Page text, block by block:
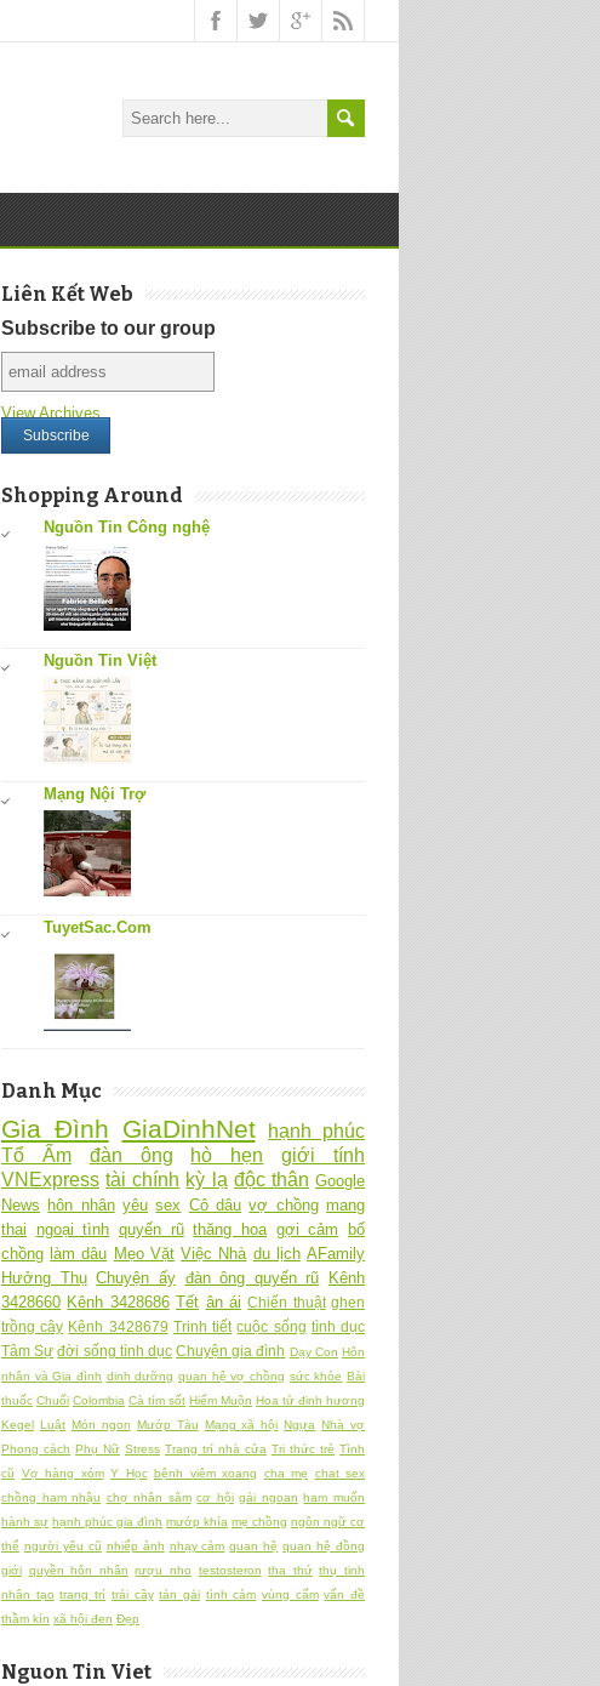
Liên Kết Web
Subscribe to our group
View Archives
Shopping Around
Nguồn Tin Công nghệ
Nguồn Tin Việt
Mạng Nội Trợ
TuyetSac.Com
Danh Mục
Gia Đình GiaDinhNet
hạnh phúc
Tổ Ấm
đàn ông hò hẹn
giới tính
VNExpress tài chính kỳ lạ độc thân Google
News hôn nhân yêu sex Cô dâu vợ chồng mang
thai ngoại tình quyến rũ thăng hoa gợi cảm
bố
chồng làm dâu Mẹo Vặt Việc Nhà du lịch AFamily
Hưởng Thụ Chuyện ấy đàn ông quyến rũ
Kênh
3428660 Kênh 3428686 Tết ân ái Chiến thuật ghen
trồng cây Kênh 3428679 Trinh tiết cuộc sống tình dục
Tâm Sự đời sống tình dục Chuyện gia đình Dạy Con Hôn
nhân và Gia đình dinh dưỡng quan hệ vợ chồng sức khỏe Bài
thuốc Chuối Colombia Cà tím sốt Hiếm Muộn Hoa tử đinh hương
Kegel Luật Món ngon Mướp Tàu Mạng xã hội Ngựa Nhà vợ
Phong cách Phụ Nữ Stress Trang trí nhà cửa Tri thức trẻ Tình
cũ
Vợ hàng xóm Y Học bệnh viêm xoang cha mẹ
chat sex
chồng ham nhậu chợ nhân sâm cơ hội gái ngoan ham muốn
hành sự hạnh phúc gia đình mướp khía mẹ chồng ngôn ngữ cơ
thể người yêu cũ nhiếp ảnh nhạy cảm quan hệ quan hệ đồng
giới quyền hôn nhân rượu nho testosteron tha thứ thụ tinh
nhân tạo trang trí trái cây tán gái tình cảm vùng cấm vấn đề
thầm kín xã hội đen Đẹp
Nguon Tin Viet